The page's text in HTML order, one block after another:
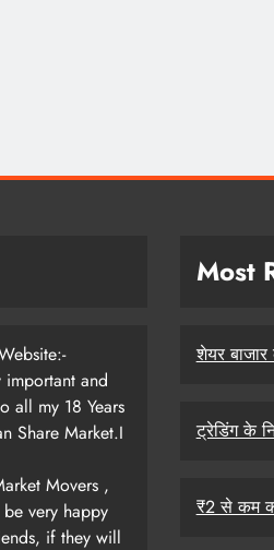
important and
all my 18 Years
Share Market.I
Movers ,
very happy
if they will
Most
शेयर बाजार
ट्रेडिंग के
₹2 से कम